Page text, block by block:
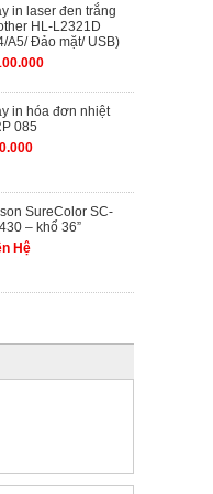
in laser đen trắng
HL-L2321D
A5/ Đảo mặt/ USB)
in hóa đơn nhiệt
085
SureColor SC-
– khổ 36”
Hệ